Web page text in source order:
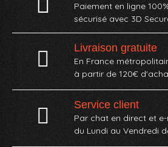
Paiement en ligne
sécurisé avec 3D
Livraison gratuite
En France
à partir de 120€
Service client
Par chat en direct et
du Lundi au Vendredi